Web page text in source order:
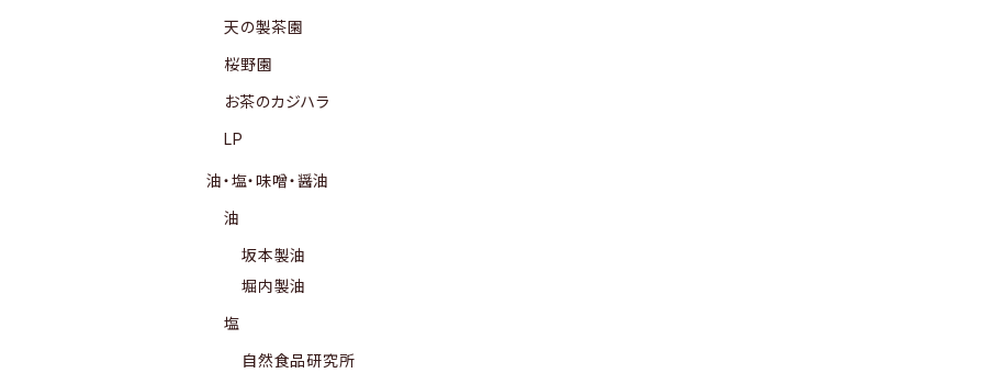
天の製茶園
桜野園
お茶のカジハラ
LP
油・塩・味噌・醤油
油
坂本製油
堀内製油
塩
自然食品研究所